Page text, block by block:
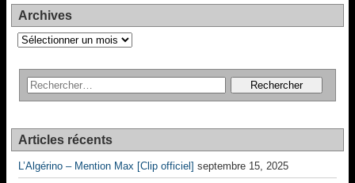
Archives
Archives
Articles récents
L’Algérino – Mention Max [Clip officiel] septembre 15, 2025